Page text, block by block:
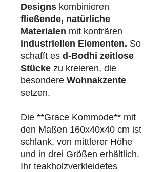
Designs kombinieren
fließende, natürliche
Materialen mit konträren
industriellen Elementen. So
schafft es d-Bodhi zeitlose
Stücke zu kreieren, die
besondere Wohnakzente
setzen.
Die **Grace Kommode** mit
den Maßen 160x40x40 cm ist
schlank, von mittlerer Höhe
und in drei Größen erhältlich.
Ihr teakholzverkleidetes